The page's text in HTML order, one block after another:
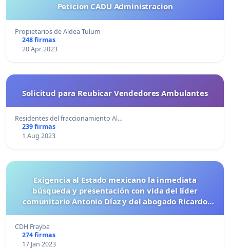
Peticion CADU Administracion
Propietarios de Aldea Tulum
248 firmas
20 Apr 2023
Solicitud para Reubicar Vendedores Ambulantes
Residentes del fraccionamiento Al…
239 firmas
1 Aug 2023
Exigencia al Estado mexicano la inmediata
búsqueda y presentación con vida del líder
comunitario Antonio Díaz y del abogado Ricardo
CDH Frayba
274 firmas
17 Jan 2023